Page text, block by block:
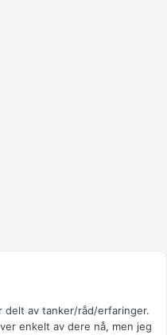
av tanker/råd/erfaringer.
enkelt av dere nå, men jeg